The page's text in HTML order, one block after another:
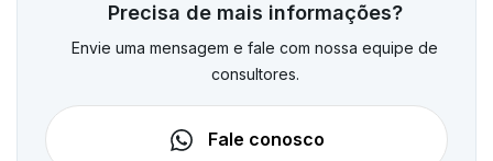
Precisa de mais informações?
Envie uma mensagem e fale com nossa equipe de
consultores.
Fale conosco